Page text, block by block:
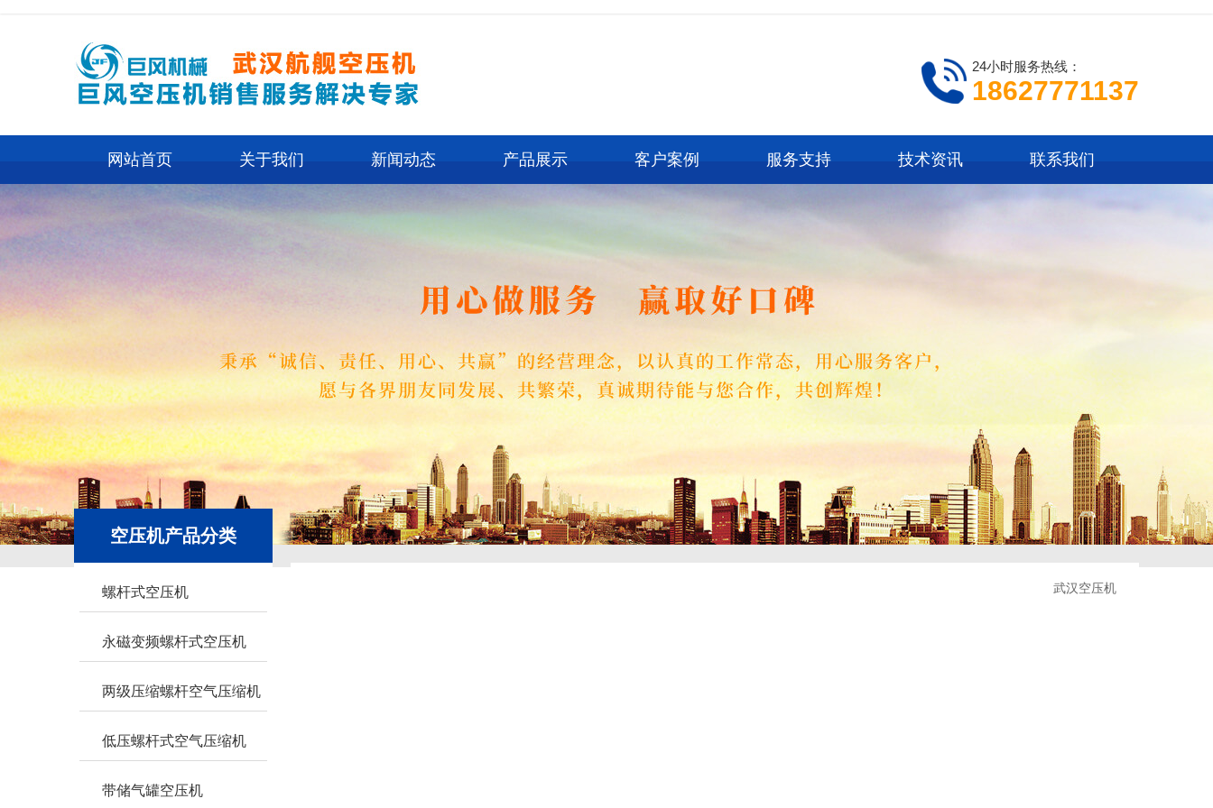
24小时服务热线：
18627771137
网站首页 关于我们 新闻动态 产品展示 客户案例 服务支持 技术资讯 联系我们
空压机产品分类
螺杆式空压机
永磁变频螺杆式空压机
两级压缩螺杆空气压缩机
低压螺杆式空气压缩机
带储气罐空压机
武汉空压机